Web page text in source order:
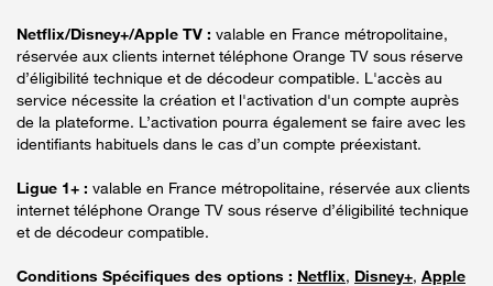
Netflix/Disney+/Apple TV : valable en France métropolitaine,
réservée aux clients internet téléphone Orange TV sous réserve
d’éligibilité technique et de décodeur compatible. L'accès au
service nécessite la création et l'activation d'un compte auprès
de la plateforme. L’activation pourra également se faire avec les
identifiants habituels dans le cas d’un compte préexistant.
Ligue 1+ : valable en France métropolitaine, réservée aux clients
internet téléphone Orange TV sous réserve d’éligibilité technique
et de décodeur compatible.
Conditions Spécifiques des options : Netflix, Disney+, Apple